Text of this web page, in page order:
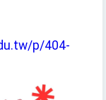
p/404-